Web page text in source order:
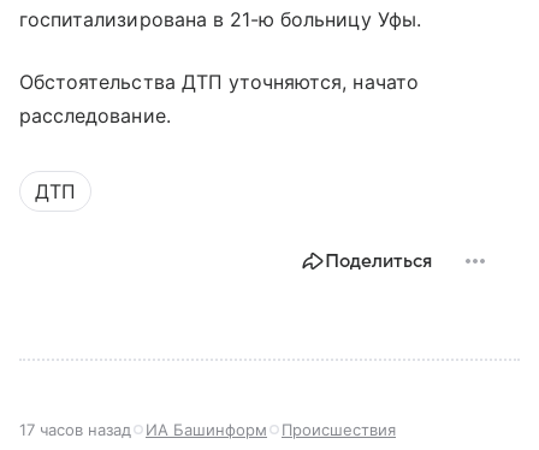
госпитализирована в 21-ю больницу Уфы.
Обстоятельства ДТП уточняются, начато
расследование.
ДТП
Поделиться
17 часов назад ИА Башинформ Происшествия